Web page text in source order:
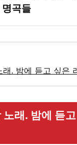
곡들
래. 밤에 듣고 싶은
노래. 밤에 듣